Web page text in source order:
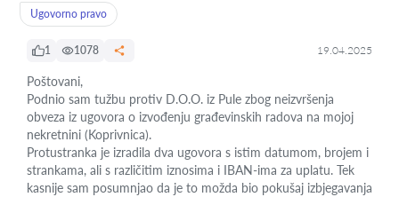
Ugovorno pravo
1 1078 19.04.2025
Poštovani,
Podnio sam tužbu protiv D.O.O. iz Pule zbog neizvršenja
obveza iz ugovora o izvođenju građevinskih radova na mojoj
nekretnini (Koprivnica).
Protustranka je izradila dva ugovora s istim datumom, brojem i
strankama, ali s različitim iznosima i IBAN-ima za uplatu. Tek
kasnije sam posumnjao da je to možda bio pokušaj izbjegavanja